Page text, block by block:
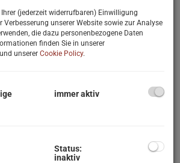
-
(jederzeit widerrufbaren) Einwilligung
Verbesserung unserer Website sowie zur Analyse
die dazu personenbezogene Daten
finden Sie in unserer
und unserer Cookie Policy.
immer aktiv
Status:
inaktiv